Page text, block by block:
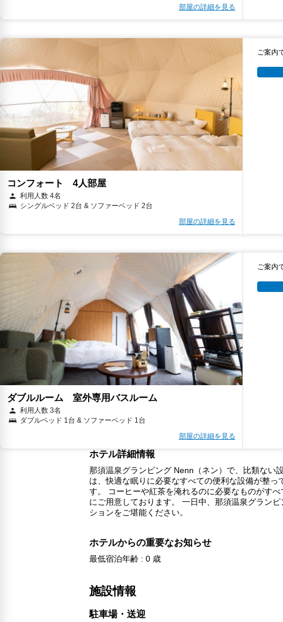
部屋の詳細を見る
コンフォート 4人部屋
利用人数 4名
シングルベッド 2台 & ソファーベッド 2台
部屋の詳細を見る
ご案内
ダブルルーム 室外専用バスルーム
利用人数 3名
ダブルベッド 1台 & ソファーベッド 1台
部屋の詳細を見る
ご案内
ホテル詳細情報
那須温泉グランピング Nenn（ネン）で、比類ない
は、快適な眠りに必要なすべての便利な設備が整
す。 コーヒーや紅茶を淹れるのに必要なものがす
にご用意しております。 一日中、那須温泉グラン
ションをご堪能ください。
ホテルからの重要なお知らせ
最低宿泊年齢 : 0 歳
施設情報
駐車場・送迎